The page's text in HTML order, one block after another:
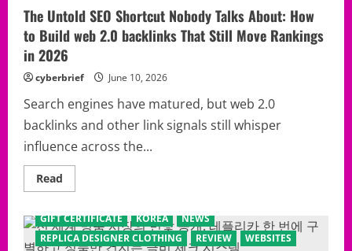
9
знака,
че
купувате
стил,
не
евтин
подарък
The Untold SEO Shortcut Nobody Talks About: How
to Build web 2.0 backlinks That Still Move Rankings
in 2026
cyberbrief June 10, 2026
Search engines have matured, but web 2.0
backlinks and other link signals still whisper
influence across the...
Read
more
Untold
SEO
Shortcut
GIFT CERTIFICATE KOREA
NEWS
REPLICA DESIGNER CLOTHING
REVIEW WEBSITES